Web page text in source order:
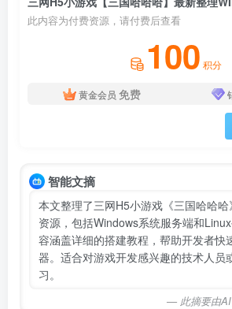
此内容为付费资源，请付费后查看
100 积分
黄金会员 免费
智能文摘
本文整理了三网H5小游戏《三国哈哈
资源，包括Windows系统服务端和
容涵盖详细的搭建教程，帮助开发者快
器。适合对游戏开发感兴趣的技术人员
习。
— 此摘要由AI